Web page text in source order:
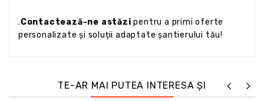
.Contactează-ne astăzi pentru a primi oferte
personalizate și soluții adaptate șantierului tău!
TE-AR MAI PUTEA INTERESA ȘI